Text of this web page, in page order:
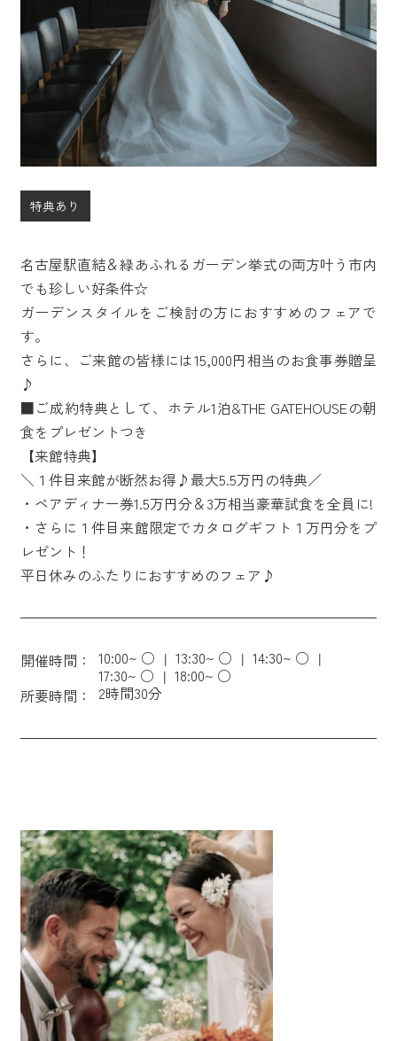
特典あり
名古屋駅直結＆緑あふれるガーデン挙式の両方叶う市内
でも珍しい好条件☆
ガーデンスタイルをご検討の方におすすめのフェアで
す。
さらに、ご来館の皆様には15,000円相当のお食事券贈呈
♪
■ご成約特典として、ホテル1泊&THE GATEHOUSEの朝
食をプレゼントつき
【来館特典】
＼１件目来館が断然お得♪最大5.5万円の特典／
・ペアディナー券1.5万円分＆3万相当豪華試食を全員に!
・さらに１件目来館限定でカタログギフト１万円分をプ
レゼント！
平日休みのふたりにおすすめのフェア♪
開催時間： 10:00~ ○ 13:30~ ○
14:30~ ○
17:30~ ○
18:00~ ○
所要時間：
2時間30分